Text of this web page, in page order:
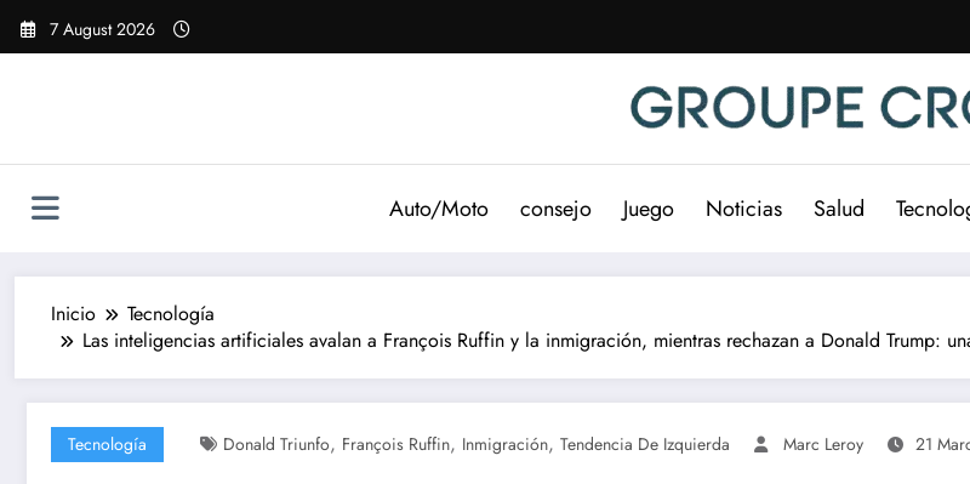
Saltar
7 August 2026
Auto/Moto consejo Juego Noticias Salud
Inicio
Tecnología
Las inteligencias artificiales avalan a François Ruffin y la inmigración, mientras rechazan a Donald Trump:
Tecnología Donald Triunfo, François Ruffin, Inmigración, Tendencia De Izquierda Marc Leroy 21